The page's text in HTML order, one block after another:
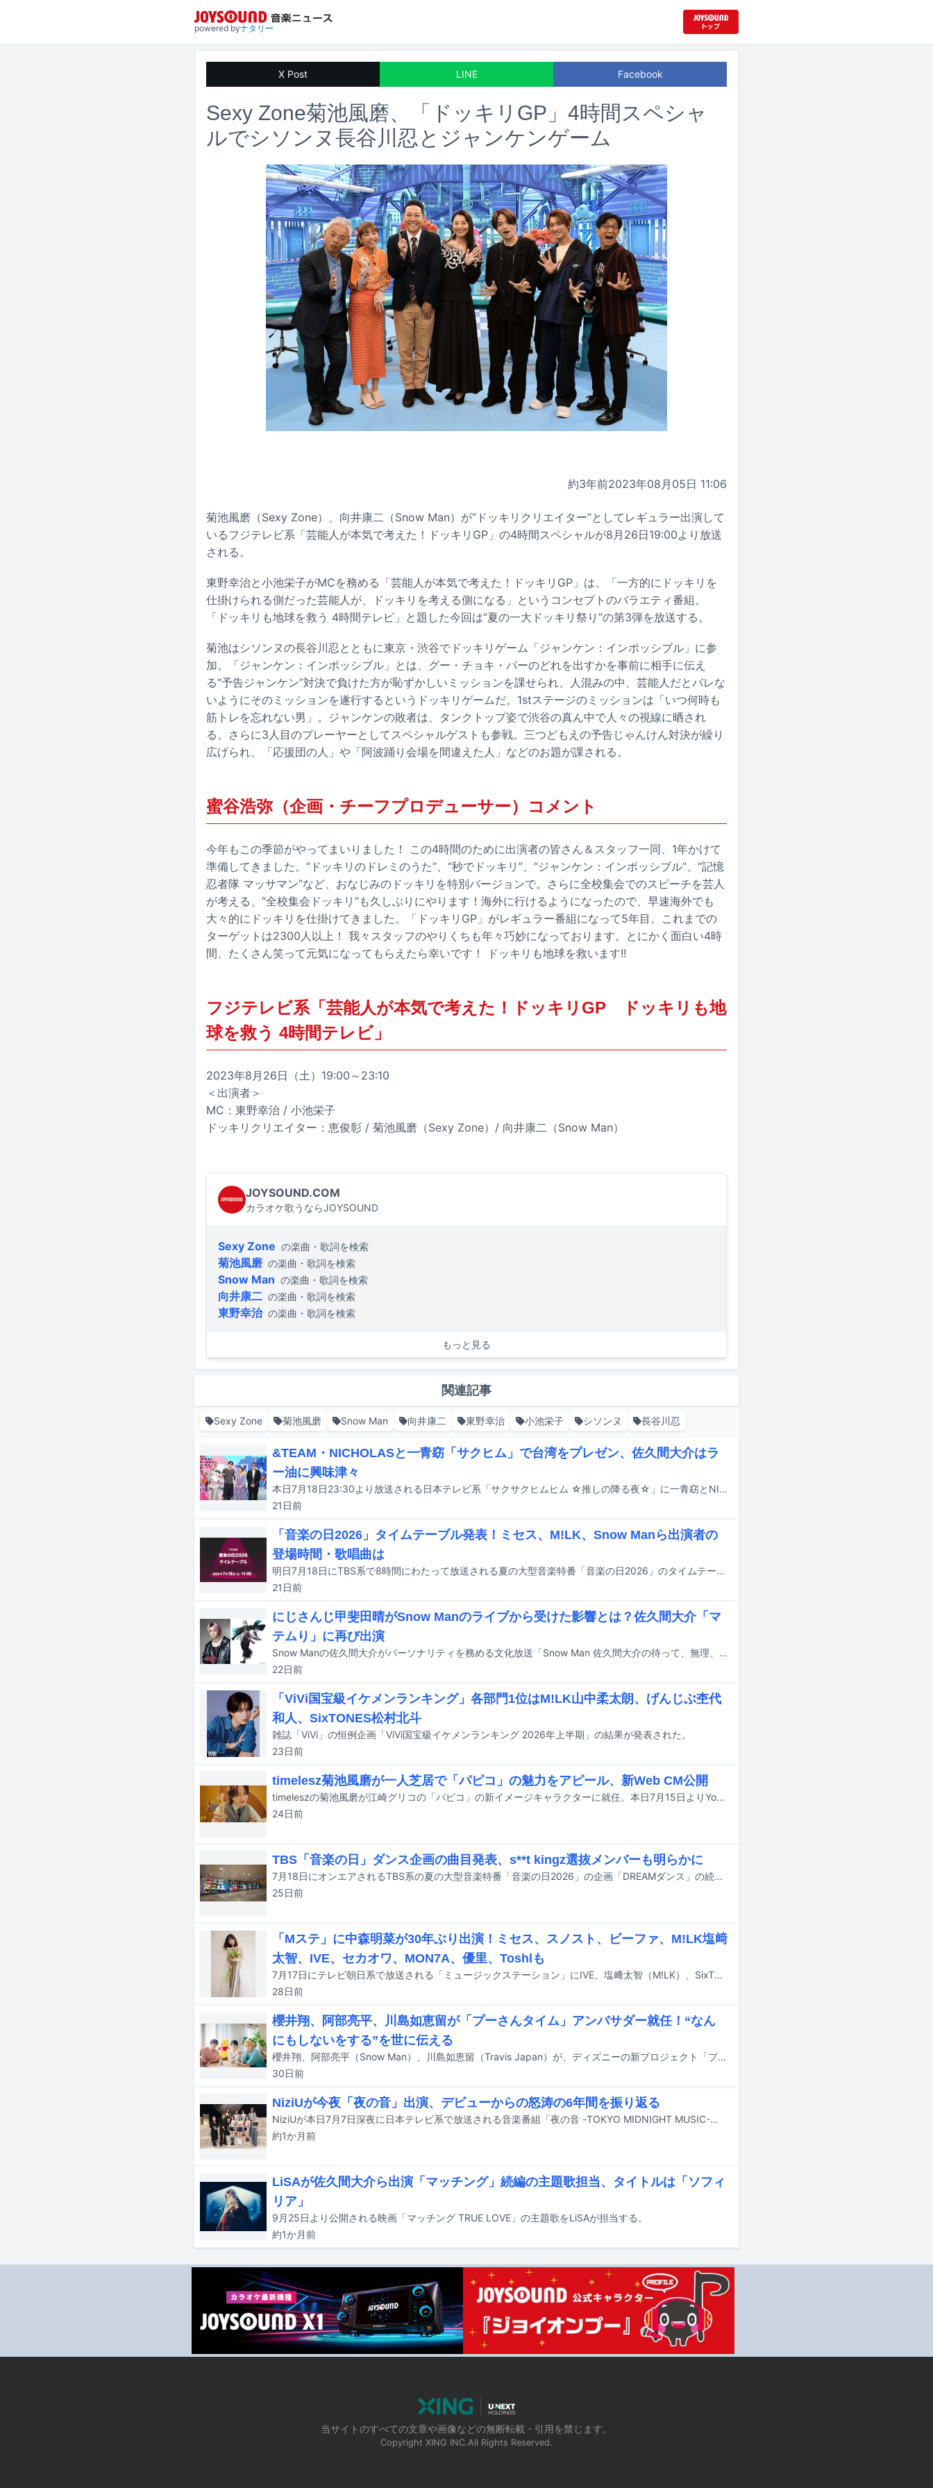
powered byナタリー
X Post LINE Facebook
Sexy Zone菊池風磨、「ドッキリGP」4時間スペシャ
ルでシソンヌ長谷川忍とジャンケンゲーム
約3年前2023年08月05日 11:06
菊池風磨（Sexy Zone）、向井康二（Snow Man）が“ドッキリクリエイター”としてレギュラー出演して
いるフジテレビ系「芸能人が本気で考えた！ドッキリGP」の4時間スペシャルが8月26日19:00より放送
される。
東野幸治と小池栄子がMCを務める「芸能人が本気で考えた！ドッキリGP」は、「一方的にドッキリを
仕掛けられる側だった芸能人が、ドッキリを考える側になる」というコンセプトのバラエティ番組。
「ドッキリも地球を救う 4時間テレビ」と題した今回は“夏の一大ドッキリ祭り”の第3弾を放送する。
菊池はシソンヌの長谷川忍とともに東京・渋谷でドッキリゲーム「ジャンケン：インポッシブル」に参
加。「ジャンケン：インポッシブル」とは、グー・チョキ・パーのどれを出すかを事前に相手に伝え
る“予告ジャンケン”対決で負けた方が恥ずかしいミッションを課せられ、人混みの中、芸能人だとバレな
いようにそのミッションを遂行するというドッキリゲームだ。1stステージのミッションは「いつ何時も
筋トレを忘れない男」。ジャンケンの敗者は、タンクトップ姿で渋谷の真ん中で人々の視線に晒され
る。さらに3人目のプレーヤーとしてスペシャルゲストも参戦。三つどもえの予告じゃんけん対決が繰り
広げられ、「応援団の人」や「阿波踊り会場を間違えた人」などのお題が課される。
蜜谷浩弥（企画・チーフプロデューサー）コメント
今年もこの季節がやってまいりました！ この4時間のために出演者の皆さん＆スタッフ一同、1年かけて
準備してきました。“ドッキリのドレミのうた”、“秒でドッキリ”、“ジャンケン：インポッシブル”、“記憶
忍者隊 マッサマン”など、おなじみのドッキリを特別バージョンで。さらに全校集会でのスピーチを芸人
が考える、“全校集会ドッキリ”も久しぶりにやります！海外に行けるようになったので、早速海外でも
大々的にドッキリを仕掛けてきました。「ドッキリGP」がレギュラー番組になって5年目。これまでの
ターゲットは2300人以上！ 我々スタッフのやりくちも年々巧妙になっております。とにかく面白い4時
間、たくさん笑って元気になってもらえたら幸いです！ ドッキリも地球を救います!!
フジテレビ系「芸能人が本気で考えた！ドッキリGP ドッキリも地
球を救う 4時間テレビ」
2023年8月26日（土）19:00～23:10
＜出演者＞
MC：東野幸治 / 小池栄子
ドッキリクリエイター：恵俊彰 / 菊池風磨（Sexy Zone）/ 向井康二（Snow Man）
JOYSOUND.COM
カラオケ歌うならJOYSOUND
Sexy Zone の楽曲・歌詞を検索
菊池風磨 の楽曲・歌詞を検索
Snow Man の楽曲・歌詞を検索
向井康二 の楽曲・歌詞を検索
東野幸治 の楽曲・歌詞を検索
もっと見る
関連記事
Sexy Zone 菊池風磨 Snow Man 向井康二 東野幸治 小池栄子 シソンヌ 長谷川忍
&TEAM・NICHOLASと一青窈「サクヒム」で台湾をプレゼン、佐久間大介はラ
ー油に興味津々
本日7月18日23:30より放送される日本テレビ系「サクサクヒムヒム ☆推しの降る夜☆」に一青窈とNICHOLAS（&TEAM）が出演する。
21日前
「音楽の日2026」タイムテーブル発表！ミセス、M!LK、Snow Manら出演者の
登場時間・歌唱曲は
明日7月18日にTBS系で8時間にわたって放送される夏の大型音楽特番「音楽の日2026」のタイムテーブルが発表された。
21日前
にじさんじ甲斐田晴がSnow Manのライブから受けた影響とは？佐久間大介「マ
テムり」に再び出演
Snow Manの佐久間大介がパーソナリティを務める文化放送「Snow Man 佐久間大介の待って、無理、しんどい、、」の7月18日放送回に、にじさんじのVtuber・甲斐田晴がゲスト出演する。
22日前
「ViVi国宝級イケメンランキング」各部門1位はM!LK山中柔太朗、げんじぶ杢代
和人、SixTONES松村北斗
雑誌「ViVi」の恒例企画「ViVi国宝級イケメンランキング 2026年上半期」の結果が発表された。
23日前
timelesz菊池風磨が一人芝居で「パピコ」の魅力をアピール、新Web CM公開
timeleszの菊池風磨が江崎グリコの「パピコ」の新イメージキャラクターに就任。本日7月15日よりYouTubeにて公開中の新Web CM「おひるだ！パピコタイム」編、「おつかれ！パピコタイム」編、「お風呂上がり！パピコタイム」編、「今です！パピコタイムです！」編に出演している。
24日前
TBS「音楽の日」ダンス企画の曲目発表、s**t kingz選抜メンバーも明らかに
7月18日にオンエアされるTBS系の夏の大型音楽特番「音楽の日2026」の企画「DREAMダンス」の続報が明らかに。番組の出演アーティスト第4弾やそのほかの企画詳細も発表された。
25日前
「Mステ」に中森明菜が30年ぶり出演！ミセス、スノスト、ビーファ、M!LK塩﨑
太智、IVE、セカオワ、MON7A、優里、Toshlも
7月17日にテレビ朝日系で放送される「ミュージックステーション」にIVE、塩﨑太智（M!LK）、SixTONES、Snow Man、SEKAI NO OWARI、Toshl、中森明菜、BE:FIRST、Mrs. GREEN APPLE、MON7A、優里が出演する。
28日前
櫻井翔、阿部亮平、川島如恵留が「プーさんタイム」アンバサダー就任！“なん
にもしないをする”を世に伝える
櫻井翔、阿部亮平（Snow Man）、川島如恵留（Travis Japan）が、ディズニーの新プロジェクト「プーさんタイム」のスペシャルアンバサダーに就任した。
30日前
NiziUが今夜「夜の音」出演、デビューからの怒涛の6年間を振り返る
NiziUが本日7月7日深夜に日本テレビ系で放送される音楽番組「夜の音 -TOKYO MIDNIGHT MUSIC-」に出演する。
約1か月前
LiSAが佐久間大介ら出演「マッチング」続編の主題歌担当、タイトルは「ソフィ
リア」
9月25日より公開される映画「マッチング TRUE LOVE」の主題歌をLiSAが担当する。
約1か月前
当サイトのすべての文章や画像などの無断転載・引用を禁じます。
Copyright XING INC.All Rights Reserved.